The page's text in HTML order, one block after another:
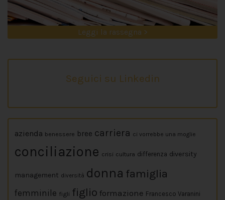
Leggi la rassegna >
Seguici su Linkedin
azienda benessere bree carriera ci vorrebbe una moglie
conciliazione crisi cultura differenza diversity
management diversità donna famiglia
femminile figli figlio formazione Francesco Varanini